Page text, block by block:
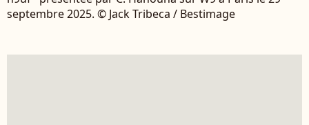
septembre 2025. © Jack Tribeca / Bestimage